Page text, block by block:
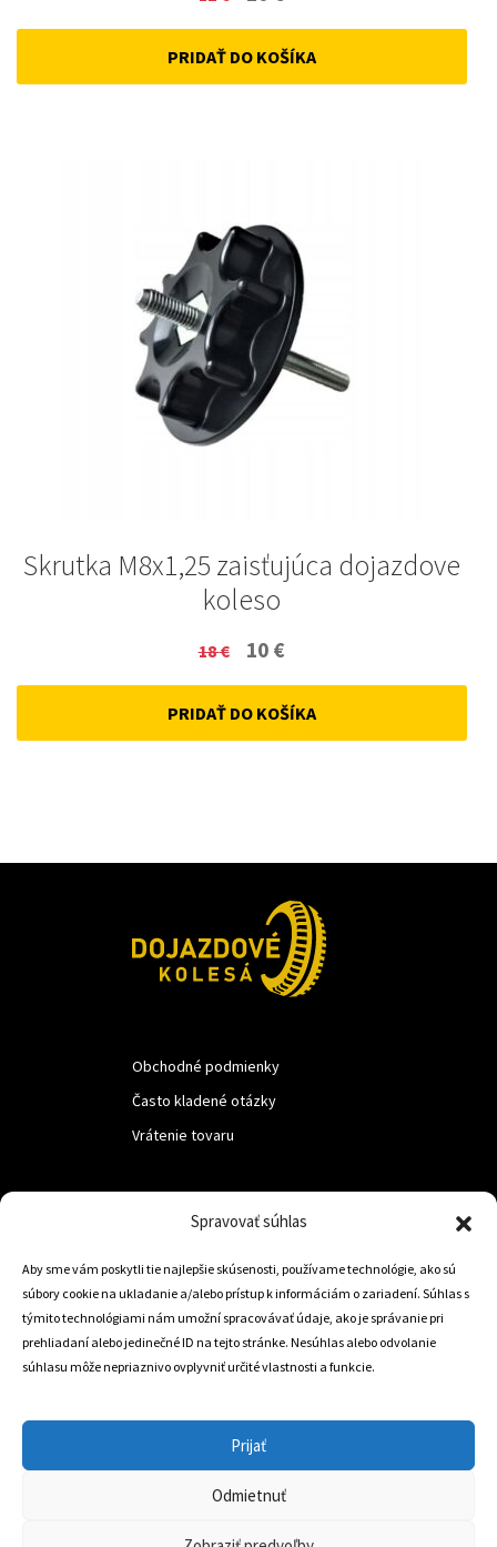
Spravovať súhlas
Aby sme vám poskytli tie najlepšie skúsenosti, používame technológie, ako sú
súbory cookie na ukladanie a/alebo prístup k informáciám o zariadení. Súhlas s
týmito technológiami nám umožní spracovávať údaje, ako je správanie pri
prehliadaní alebo jedinečné ID na tejto stránke. Nesúhlas alebo odvolanie
súhlasu môže nepriaznivo ovplyvniť určité vlastnosti a funkcie.
Prijať
Odmietnuť
price
was:
price
is:
PRIDAŤ DO KOŠÍKA
Skrutka M8x1,25 zaisťujúca dojazdove
koleso
18€
Original
price
was:
10 €
price
is:
PRIDAŤ DO KOŠÍKA
Obchodné podmienky
Často kladené otázky
Vrátenie tovaru
Trstená 02801
+421 905 806 234
Český Eshop